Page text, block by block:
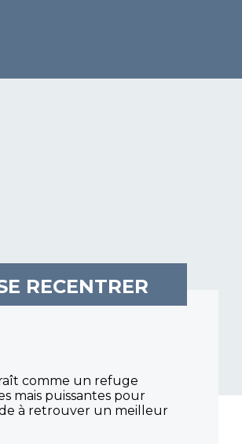
RECENTRER
comme un refuge
mais puissantes pour
à retrouver un meilleur